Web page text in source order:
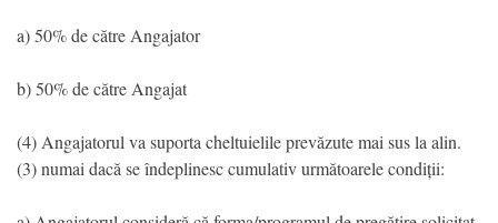
a) 50% de către Angajator
b) 50% de către Angajat
(4) Angajatorul va suporta cheltuielile prevăzute mai sus la alin.
(3) numai dacă se îndeplinesc cumulativ următoarele condiții: